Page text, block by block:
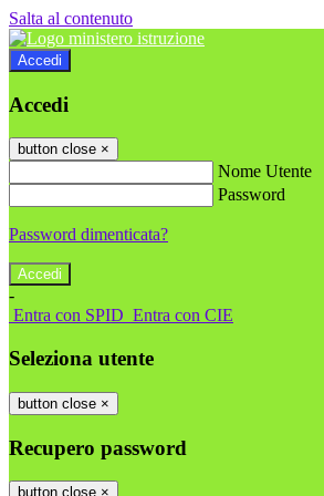
Salta al contenuto
Accedi
Accedi
button close ×
Nome Utente
Password
Password dimenticata?
-
Entra con SPID Entra con CIE
Seleziona utente
button close ×
Recupero password
button close ×